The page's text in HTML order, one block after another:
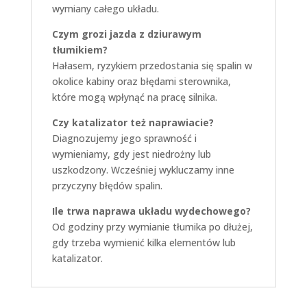
wymiany całego układu.
Czym grozi jazda z dziurawym
tłumikiem?
Hałasem, ryzykiem przedostania się spalin w
okolice kabiny oraz błędami sterownika,
które mogą wpłynąć na pracę silnika.
Czy katalizator też naprawiacie?
Diagnozujemy jego sprawność i
wymieniamy, gdy jest niedrożny lub
uszkodzony. Wcześniej wykluczamy inne
przyczyny błędów spalin.
Ile trwa naprawa układu wydechowego?
Od godziny przy wymianie tłumika po dłużej,
gdy trzeba wymienić kilka elementów lub
katalizator.